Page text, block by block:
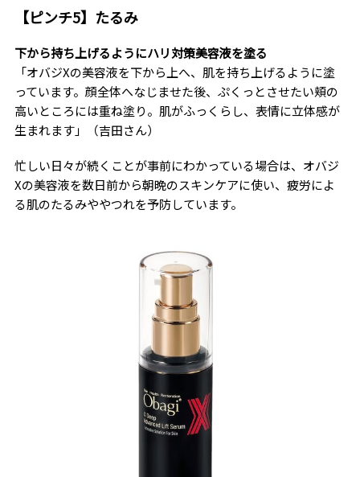
【ピンチ5】たるみ
下から持ち上げるようにハリ対策美容液を塗る
「オバジXの美容液を下から上へ、肌を持ち上げるように塗
っています。顔全体へなじませた後、ぷくっとさせたい頬の
高いところには重ね塗り。肌がふっくらし、表情に立体感が
生まれます」（吉田さん）
忙しい日々が続くことが事前にわかっている場合は、オバジ
Xの美容液を数日前から朝晩のスキンケアに使い、疲労によ
る肌のたるみややつれを予防しています。